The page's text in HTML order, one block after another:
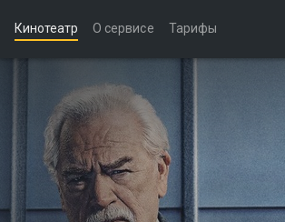
Кинотеатр О сервисе Тарифы